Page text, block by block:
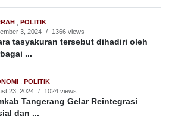
, POLITIK
3, 2024 / 1366 views
tasyakuran tersebut dihadiri oleh
...
, POLITIK
23, 2024 / 1024 views
Tangerang Gelar Reintegrasi
dan ...